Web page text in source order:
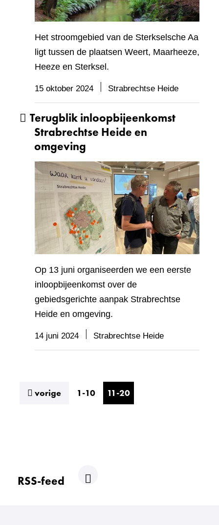
Het stroomgebied van de Sterkselsche Aa
ligt tussen de plaatsen Weert, Maarheeze,
Heeze en Sterksel.
15 oktober 2024 Strabrechtse Heide
Terugblik inloopbijeenkomst
Strabrechtse Heide en
omgeving
Op 13 juni organiseerden we een eerste
inloopbijeenkomst over de
gebiedsgerichte aanpak Strabrechtse
Heide en omgeving.
14 juni 2024 Strabrechtse Heide
vorigeresultaten
1-10 11-20
RSS-feed